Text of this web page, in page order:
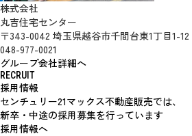
株式会社
丸吉住宅センター
〒343-0042 埼玉県越谷市千間台東1丁目1-12
048-977-0021
グループ会社詳細へ
RECRUIT
採用情報
センチュリー21マックス不動産販売では、
新卒・中途の採用募集を行っています
採用情報へ